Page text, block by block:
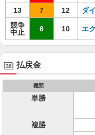
13
7 12 ダ
競争
中止
6 10 エ
払戻金
種類
単勝
複勝